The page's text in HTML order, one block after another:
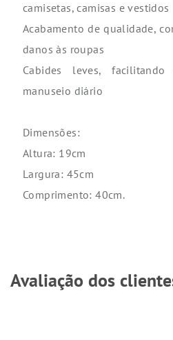
camisetas, camisas e vestidos
Acabamento de qualidade,
danos às roupas
Cabides leves,
manuseio diário
Dimensões:
Altura: 19cm
Largura: 45cm
Comprimento: 40cm.
Avaliação dos